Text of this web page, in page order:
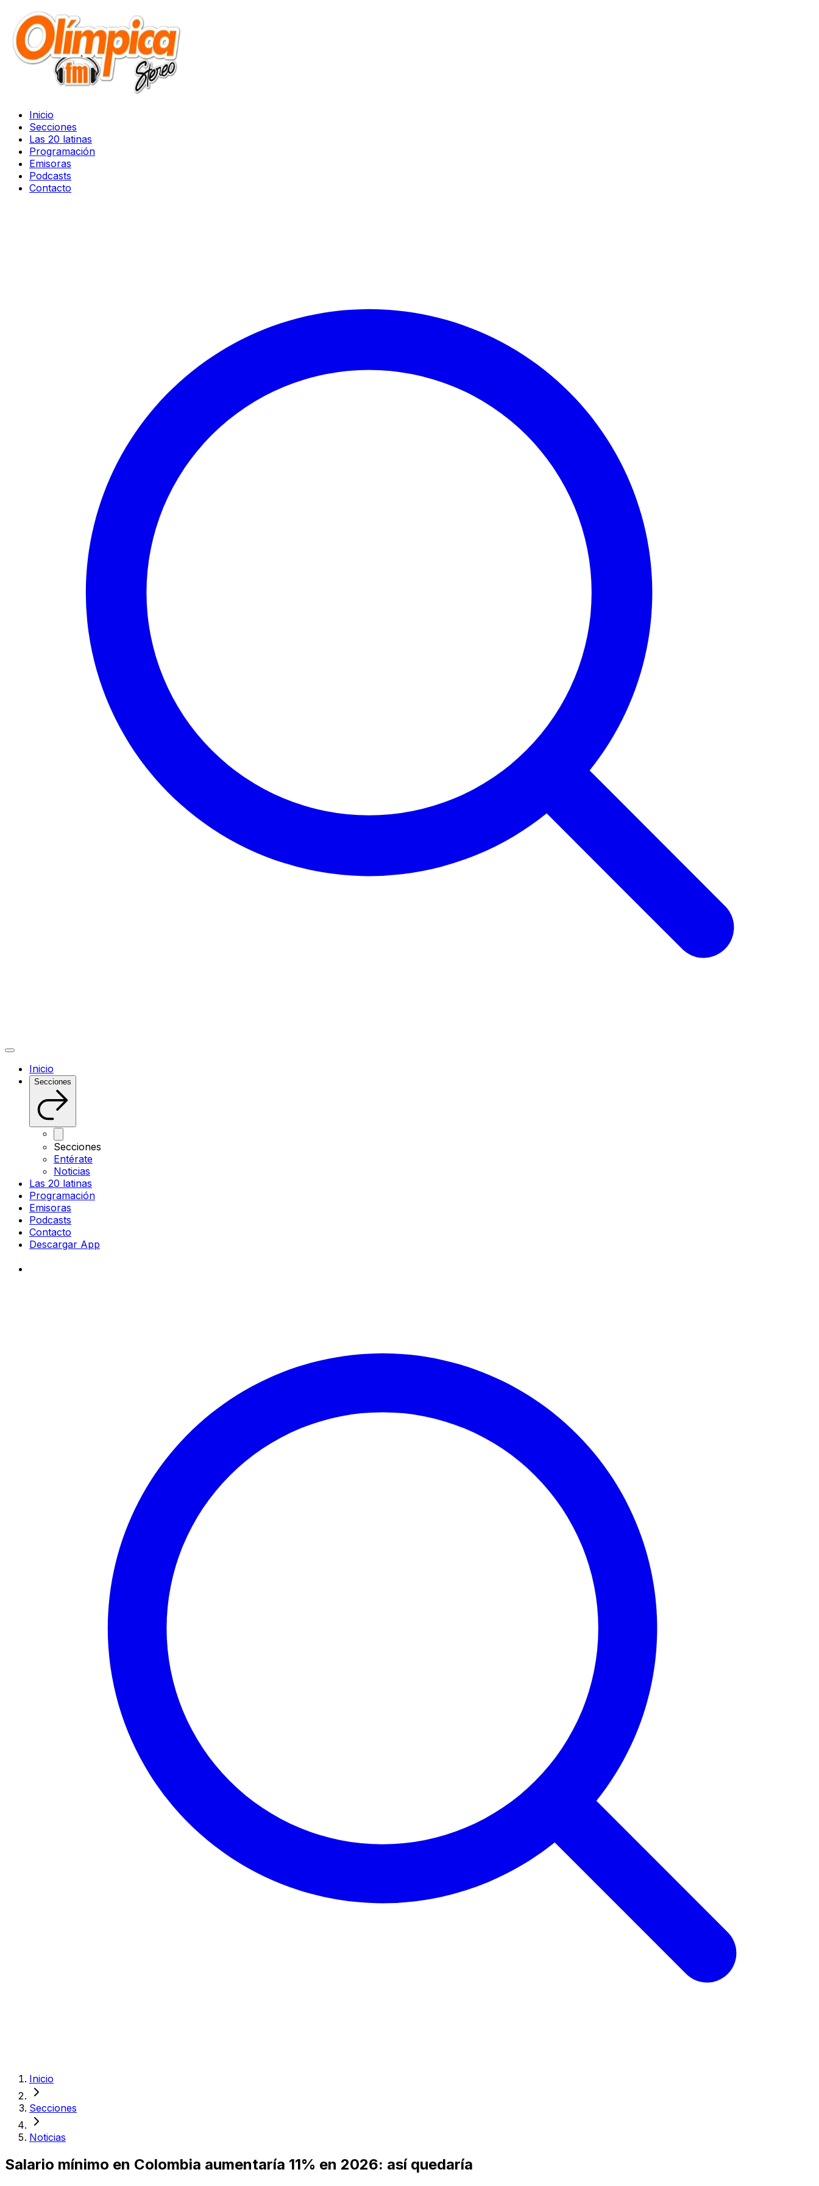
Inicio
Secciones
Las 20 latinas
Programación
Emisoras
Podcasts
Contacto
Inicio
Secciones
Secciones
Entérate
Noticias
Las 20 latinas
Programación
Emisoras
Podcasts
Contacto
Descargar App
Inicio
Secciones
Noticias
Salario mínimo en Colombia aumentaría 11% en 2026: así quedaría